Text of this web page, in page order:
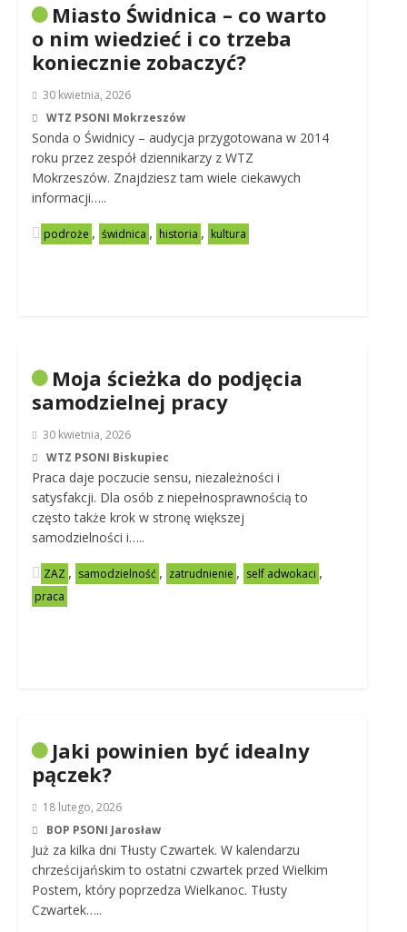
Miasto Świdnica – co warto
o nim wiedzieć i co trzeba
koniecznie zobaczyć?
30 kwietnia, 2026
WTZ PSONI Mokrzeszów
Sonda o Świdnicy – audycja przygotowana w 2014
roku przez zespół dziennikarzy z WTZ
Mokrzeszów. Znajdziesz tam wiele ciekawych
informacji…..
podroże , świdnica , historia , kultura
Moja ścieżka do podjęcia
samodzielnej pracy
30 kwietnia, 2026
WTZ PSONI Biskupiec
Praca daje poczucie sensu, niezależności i
satysfakcji. Dla osób z niepełnosprawnością to
często także krok w stronę większej
samodzielności i…..
ZAZ , samodzielność , zatrudnienie , self adwokaci ,
praca
Jaki powinien być idealny
pączek?
18 lutego, 2026
BOP PSONI Jarosław
Już za kilka dni Tłusty Czwartek. W kalendarzu
chrześcijańskim to ostatni czwartek przed Wielkim
Postem, który poprzedza Wielkanoc. Tłusty
Czwartek…..